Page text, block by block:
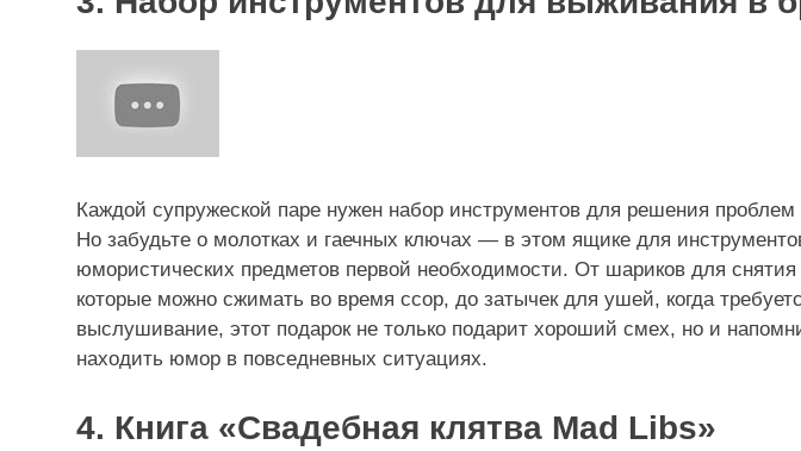
Каждой супружеской паре нужен набор инструментов для решения
Но забудьте о молотках и гаечных ключах — в этом ящике для
юмористических предметов первой необходимости. От шариков для
которые можно сжимать во время ссор, до затычек для ушей, когда
выслушивание, этот подарок не только подарит хороший смех, но и
находить юмор в повседневных ситуациях.
4. Книга «Свадебная клятва Mad Libs»